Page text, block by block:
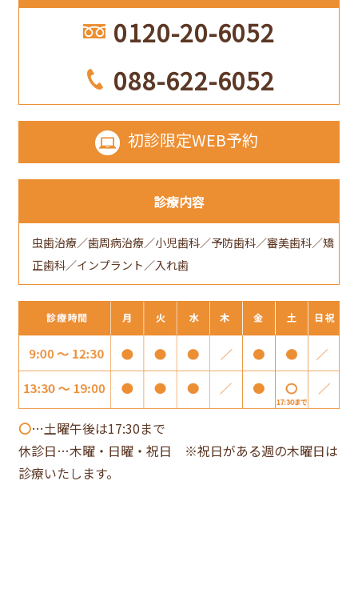
0120-20-6052
088-622-6052
初診限定WEB予約
診療内容
虫歯治療／歯周病治療／小児歯科／予防歯科／審美歯科／矯
正歯科／インプラント／入れ歯
〇…土曜午後は17:30まで
休診日…木曜・日曜・祝日 ※祝日がある週の木曜日は
診療いたします。